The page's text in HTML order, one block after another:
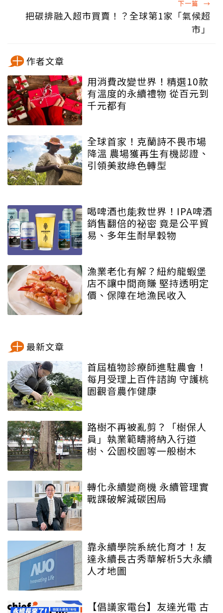
下一篇 →
把碳排融入超市買賣！？全球第1家「氣候超
市」
作者文章
用消費改變世界！精選10款
有溫度的永續禮物 從百元到
千元都有
全球首家！克蘭詩不畏市場
降溫 農場獲再生有機認證、
引領美妝綠色轉型
喝啤酒也能救世界！IPA啤酒
銷售翻倍的祕密 竟是公平貿
易、多年生耐旱穀物
漁業老化有解？紐約龍蝦堡
店不讓中間商賺 堅持透明定
價、保障在地漁民收入
最新文章
首屆植物診療師進駐農會！
每月受理上百件諮詢 守護桃
園觀音農作健康
路樹不再被亂剪？「樹保人
員」執業範疇將納入行道
樹、公園校園等一般樹木
轉化永續變商機 永續管理實
戰課破解減碳困局
靠永續學院系統化育才！友
達永續長古秀華解析5大永續
人才地圖
【倡議家電台】友達光電 古